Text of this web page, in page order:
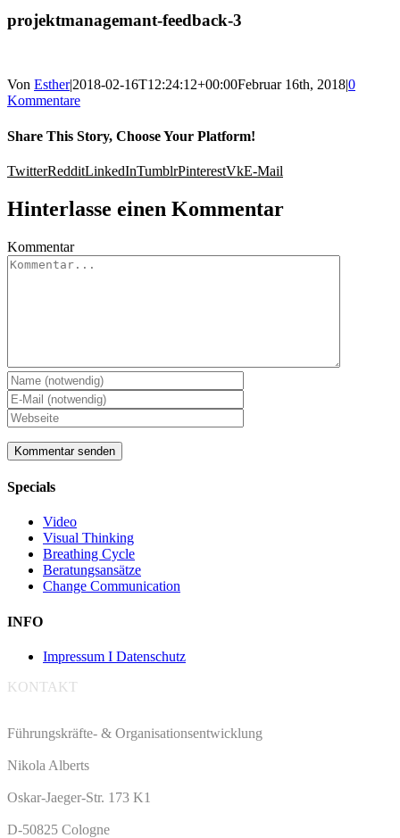
projektmanagemant-feedback-3
Von Esther|2018-02-16T12:24:12+00:00Februar 16th, 2018|0
Kommentare
Share This Story, Choose Your Platform!
TwitterRedditLinkedInTumblrPinterestVkE-Mail
Hinterlasse einen Kommentar
Kommentar
Specials
Video
Visual Thinking
Breathing Cycle
Beratungsansätze
Change Communication
INFO
Impressum I Datenschutz
KONTAKT
Führungskräfte- & Organisationsentwicklung
Nikola Alberts
Oskar-Jaeger-Str. 173 K1
D-50825 Cologne